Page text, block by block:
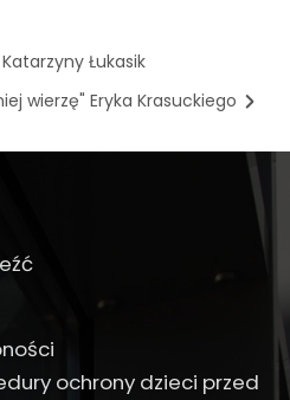
Łukasik
wierzę" Eryka Krasuckiego
ochrony dzieci przed